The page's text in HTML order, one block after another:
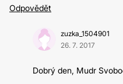
Odpovědět
zuzka_1504901
26. 7. 2017
Dobrý den, Mudr